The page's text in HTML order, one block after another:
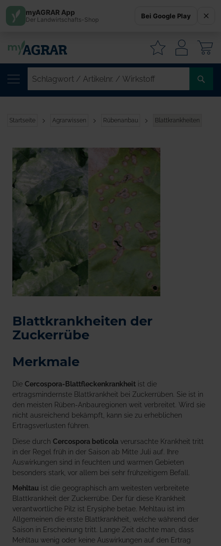
Startseite Agrarwissen Rübenanbau Blattkrankheiten
Blattkrankheiten der
Zuckerrübe
Merkmale
Die Cercospora-Blattfleckenkrankheit ist die
ertragsmindernste Blattkrankheit bei Zuckerrüben. Sie ist in
den meisten Rüben-Anbauregionen weit verbreitet. Wird sie
nicht ausreichend bekämpft, kann sie zu erheblichen
Ertragsverlusten führen.
Diese durch Cercospora beticola verursachte Krankheit tritt
in der Regel früh in der Saison ab Mitte Juli auf. Ihre
Auswirkungen sind in feuchten und warmen Gebieten
besonders stark, vor allem bei sehr frühzeitigem Befall.
Mehltau ist die geographisch am weitesten verbreitete
Blattkrankheit der Zuckerrübe. Der für diese Krankheit
verantwortliche Pilz ist Erysiphe betae. Mehltau ist im
Allgemeinen die erste Blattkrankheit, welche während der
Saison in Erscheinung tritt. Lange Zeit dachte man, dass
Mehltau wenig oder keine Auswirkungen auf den Ertrag
myAGRAR App
Der Landwirtschafts-Shop Bei Google Play